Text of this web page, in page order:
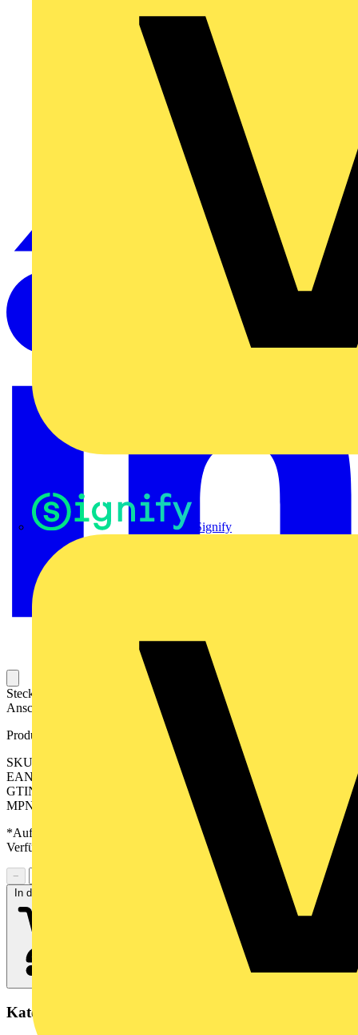
Signify
Steckbarer Leiterplatten-Anschluss mit innovativer
Anschlusstechnologie für eine sichere und intuitive Handhabung.
Produktkennzeichen
SKU: 2558420000
EAN: 04050118680591
GTIN: 04050118680591
MPN: B2CF 3.50/40/180 SN OR BX
*Auf Anfrage verfügbar - bitte in den Warenkorb legen, um
Verfügbarkeit zu prüfen
−
In den Warenkorb
Kategorien